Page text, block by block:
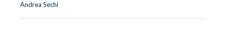
Andrea Sechi